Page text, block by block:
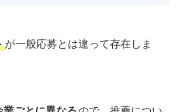
が一般応募とは違って存在しま